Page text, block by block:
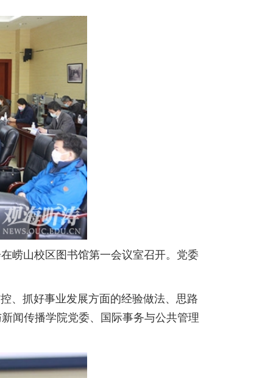
崂山校区图书馆第一会议室召开。党委
、抓好事业发展方面的经验做法、思路
闻传播学院党委、国际事务与公共管理